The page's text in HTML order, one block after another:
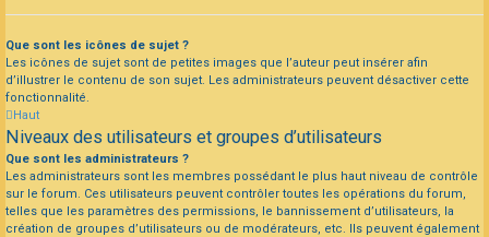
Que sont les icônes de sujet ?
Les icônes de sujet sont de petites images que l’auteur peut insérer afin
d’illustrer le contenu de son sujet. Les administrateurs peuvent désactiver cette
fonctionnalité.
Haut
Niveaux des utilisateurs et groupes d’utilisateurs
Que sont les administrateurs ?
Les administrateurs sont les membres possédant le plus haut niveau de contrôle
sur le forum. Ces utilisateurs peuvent contrôler toutes les opérations du forum,
telles que les paramètres des permissions, le bannissement d’utilisateurs, la
création de groupes d’utilisateurs ou de modérateurs, etc. Ils peuvent également